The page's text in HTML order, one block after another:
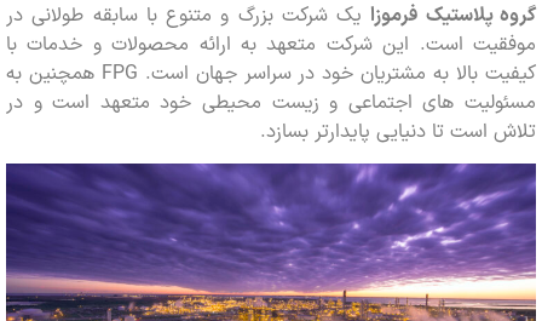
فرموزایک شرکت بزرگ و متنوع با سابقه طولانی در
است. این شرکت متعهد به ارائه محصولات و خدمات با
کیفیت بالا به مشتریان خود در سراسر جهان است. FPG همچنین به
های اجتماعی و زیست محیطی خود متعهد است و در
تا دنیایی پایدارتر بسازد.